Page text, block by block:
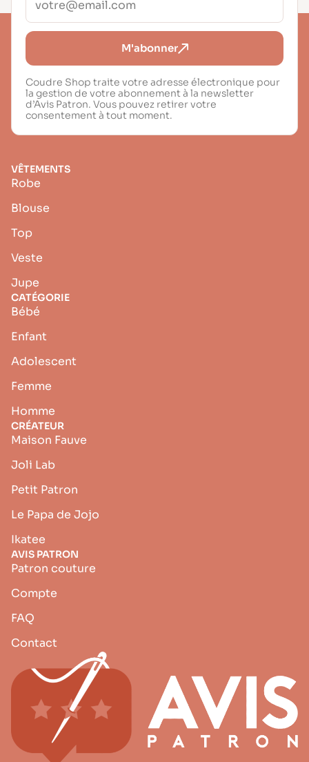
M'abonner
Coudre Shop traite votre adresse électronique pour
la gestion de votre abonnement à la newsletter
d’Avis Patron. Vous pouvez retirer votre
consentement à tout moment.
VÊTEMENTS
Robe
Blouse
Top
Veste
Jupe
CATÉGORIE
Bébé
Enfant
Adolescent
Femme
Homme
CRÉATEUR
Maison Fauve
Joli Lab
Petit Patron
Le Papa de Jojo
Ikatee
AVIS PATRON
Patron couture
Compte
FAQ
Contact